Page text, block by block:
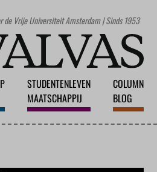
de Vrije Universiteit Amsterdam | Sinds 1953
STUDENTENLEVEN
MAATSCHAPPIJ
COLUMN
BLOG